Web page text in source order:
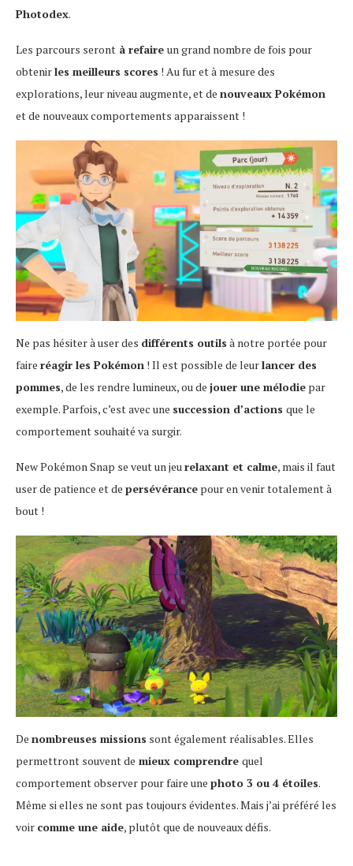
Photodex.
Les parcours seront à refaire un grand nombre de fois pour
obtenirles meilleurs scores ! Au fur et à mesure des
explorations, leur niveau augmente, et de nouveaux Pokémon
et de nouveaux comportements apparaissent !
Ne pas hésiter à user des différents outils à notre portée pour
faire réagir les Pokémon ! Il est possible de leurlancer des
pommes, de les rendre lumineux, ou de jouer une mélodie par
exemple. Parfois, c’est avec une succession d’actions que le
comportement souhaité va surgir.
New Pokémon Snap se veut un jeurelaxant et calme, mais il faut
user de patience et de persévérance pour en venir totalement à
bout !
De nombreuses missions sont également réalisables. Elles
permettront souvent de mieux comprendre quel
comportement observer pour faire une photo 3 ou 4 étoiles.
Même si elles ne sont pas toujours évidentes. Mais j’ai préféré les
voir comme une aide, plutôt que de nouveaux défis.